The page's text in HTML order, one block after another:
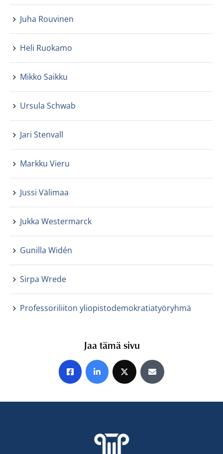
Juha Rouvinen
Heli Ruokamo
Mikko Saikku
Ursula Schwab
Jari Stenvall
Markku Vieru
Jussi Välimaa
Jukka Westermarck
Gunilla Widén
Sirpa Wrede
Professoriliiton yliopistodemokratiatyöryhmä
Jaa tämä sivu
Jaa Facebookissa
Jaa LinkedInissä
Jaa X:ssäJaa sähköpostitse